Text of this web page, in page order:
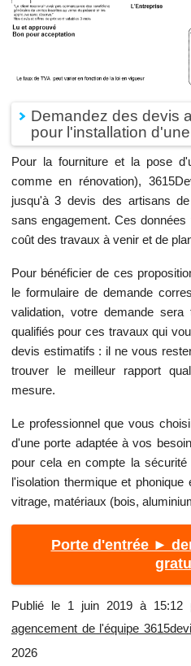
Demandez des devis
pour l'installation
Pour la fourniture et la pose
comme en rénovation),
jusqu'à 3 devis des artisans
sans engagement. Ces
coût des travaux à venir et de
Pour bénéficier de ces
le formulaire de demande
validation, votre demande sera
qualifiés pour ces travaux qui
devis estimatifs : il ne vous
trouver le meilleur rapport
mesure.
Le professionnel que vous
d'une porte adaptée à vos
pour cela en compte la sécurité
l'isolation thermique et
vitrage, matériaux (bois,
Porte d'entrée ►
Publié le 1 juin 2019 à 15:12
agencement de l'équipe
2026